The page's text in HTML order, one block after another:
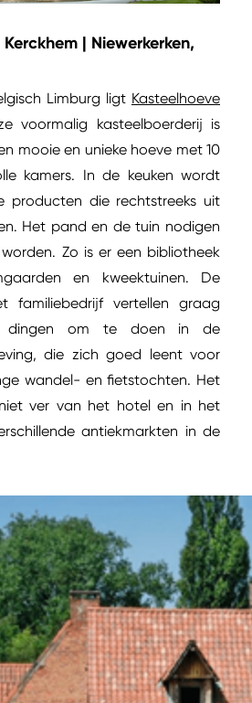
| Niewerkerken,
Limburg ligt Kasteelhoeve
voormalig kasteelboerderij is
mooie en unieke hoeve met 10
kamers. In de keuken wordt
producten die rechtstreeks uit
Het pand en de tuin nodigen
Zo is er een bibliotheek
en kweektuinen. De
familiebedrijf vertellen graag
dingen om te doen in de
die zich goed leent voor
wandel- en fietstochten. Het
ver van het hotel en in het
antiekmarkten in de